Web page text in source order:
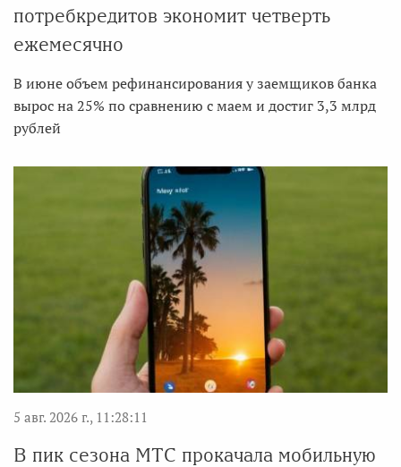
потребкредитов экономит четверть
ежемесячно
В июне объем рефинансирования у заемщиков банка
вырос на 25% по сравнению с маем и достиг 3,3 млрд
рублей
5 авг. 2026 г., 11:28:11
В пик сезона МТС прокачала мобильную